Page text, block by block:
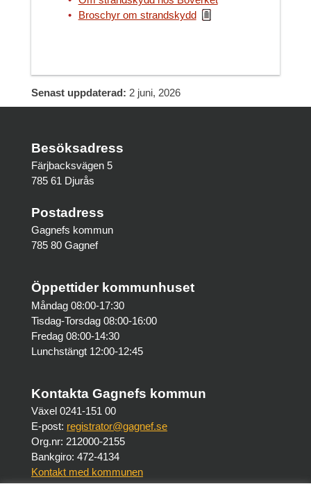
Broschyr om strandskydd
Senast uppdaterad: 2 juni, 2026
Besöksadress
Färjbacksvägen 5
785 61 Djurås
Postadress
Gagnefs kommun
785 80 Gagnef
Öppettider kommunhuset
Måndag 08:00-17:30
Tisdag-Torsdag 08:00-16:00
Fredag 08:00-14:30
Lunchstängt 12:00-12:45
Kontakta Gagnefs kommun
Växel 0241-151 00
E-post: registrator@gagnef.se
Org.nr: 212000-2155
Bankgiro: 472-4134
Kontakt med kommunen